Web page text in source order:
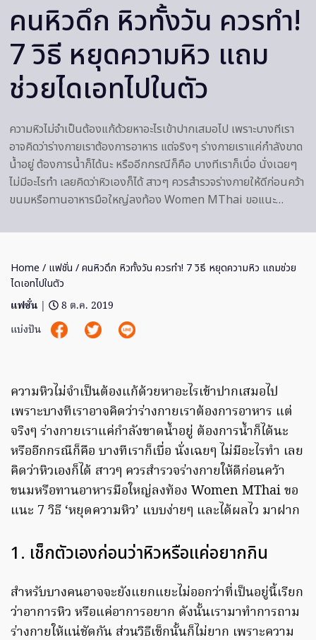
คนหิวดึก หิวทั้งวัน ควรทำ!
7 วิธี หยุดความหิว แถม
ช่วยไดเอทไปในตัว
ความหิวไม่จำเป็นต้องแก้ด้วยหาอะไรเข้าปากเสมอไป เพราะบางทีเรา
อาจคิดว่าร่างกายเราต้องการอาหาร แต่จริงๆ ร่างกายเราแค่กำลังขาด
น้ำอยู่ ต้องการน้ำก็ได้นะ หรืออีกกรณีก็คือ บางทีเราก็เบื่อ นั่งเฉยๆ
ไม่มีอะไรทำ เลยคิดว่าหิวเองก็ได้ สาวๆ ควรสำรวจร่างกายให้ดีก่อนคว้า
ขนมหรือทานอาหารมือใหญ่ลงท้อง Women MThai ขอแนะ…
Home / แฟชั่น / คนหิวดึก หิวทั้งวัน ควรทำ! 7 วิธี หยุดความหิว แถมช่วย
ไดเอทไปในตัว
แฟชั่น |
8 ต.ค. 2019
แบ่งปัน
ความหิวไม่จำเป็นต้องแก้ด้วยหาอะไรเข้าปากเสมอไป
เพราะบางทีเราอาจคิดว่าร่างกายเราต้องการอาหาร แต่
จริงๆ ร่างกายเราแค่กำลังขาดน้ำอยู่ ต้องการน้ำก็ได้นะ
หรืออีกกรณีก็คือ บางทีเราก็เบื่อ นั่งเฉยๆ ไม่มีอะไรทำ เลย
คิดว่าหิวเองก็ได้ สาวๆ ควรสำรวจร่างกายให้ดีก่อนคว้า
ขนมหรือทานอาหารมือใหญ่ลงท้อง Women MThai ขอ
แนะ 7 วิธี ‘หยุดความหิว’ แบบง่ายๆ และได้ผลไว มาฝาก
1. เช็กตัวเองก่อนว่าหิวหรือแค่อยากกิน
สำหรับบางคนอาจจะยังแยกแยะไม่ออกว่าที่เป็นอยู่นี้เรียก
ว่าอาการหิว หรือแค่อาการอยาก ดังนั้นเรามาทำการถาม
ร่างกายให้แน่ชัดกัน ส่วนวิธีเช็กนั้นก็ไม่ยาก เพราะความ